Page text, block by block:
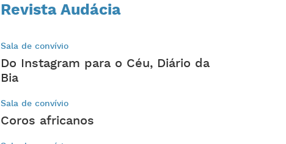
Revista Audácia
Sala de convívio
Do Instagram para o Céu, Diário da
Bia
Sala de convívio
Coros africanos